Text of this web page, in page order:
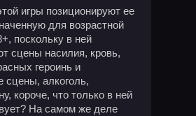
игры позиционируют ее
для возрастной
поскольку в ней
сцены насилия, кровь,
героинь и
сцены, алкоголь,
короче, что только в ней
На самом же деле